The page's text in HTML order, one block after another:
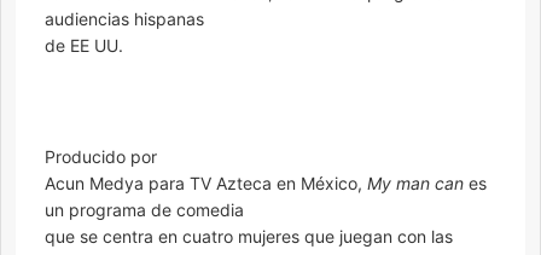
audiencias hispanas
de EE UU.
Producido por
Acun Medya para TV Azteca en México, My man can es
un programa de comedia
que se centra en cuatro mujeres que juegan con las